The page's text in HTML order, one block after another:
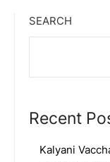
SEARCH
Recent
Kalyani